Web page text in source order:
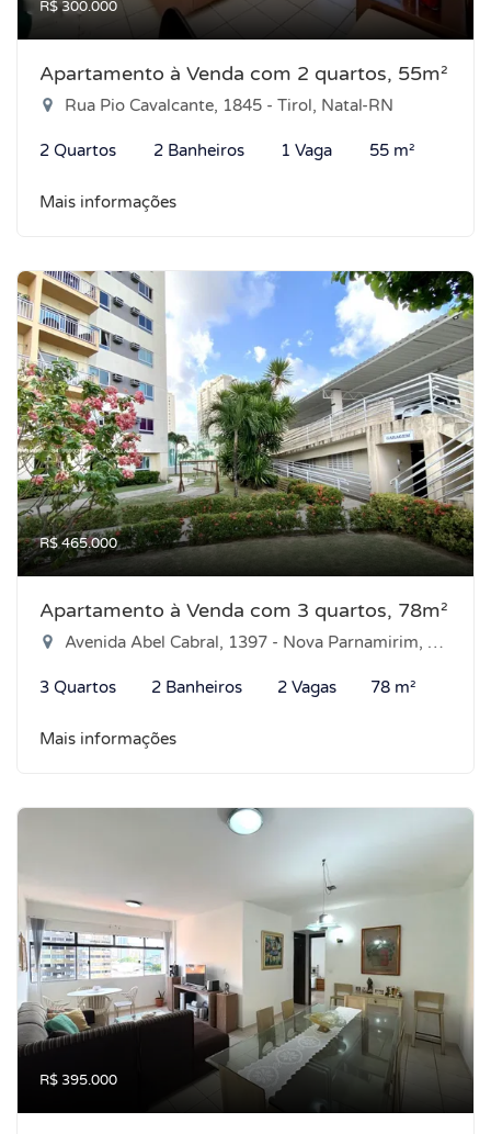
R$ 300.000
Apartamento à Venda com 2 quartos, 55m²
Rua Pio Cavalcante, 1845 - Tirol, Natal-RN
2 Quartos 2 Banheiros 1 Vaga 55 m²
Mais informações
R$ 465.000
Apartamento à Venda com 3 quartos, 78m²
Avenida Abel Cabral, 1397 - Nova Parnamirim, Parnamirim-RN
3 Quartos 2 Banheiros 2 Vagas 78 m²
Mais informações
R$ 395.000